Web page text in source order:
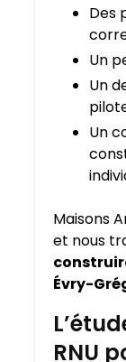
Des
Un
Un
Un
Maisons
et nous
Évry-
RNU